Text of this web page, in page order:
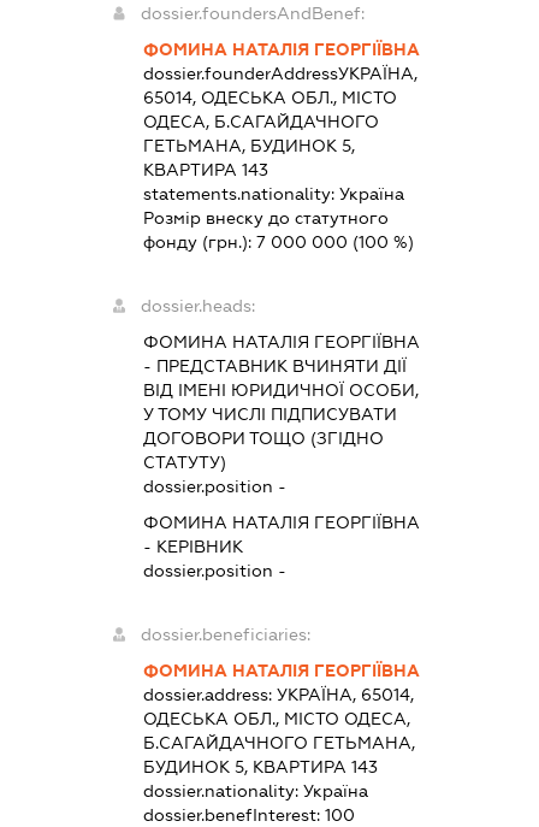
dossier.foundersAndBenef:
ФОМИНА НАТАЛІЯ ГЕОРГІЇВНА
dossier.founderAddressУКРАЇНА,
65014, ОДЕСЬКА ОБЛ., МІСТО
ОДЕСА, Б.САГАЙДАЧНОГО
ГЕТЬМАНА, БУДИНОК 5,
КВАРТИРА 143
statements.nationality: Україна
Розмір внеску до статутного
фонду (грн.): 7 000 000 (100 %)
dossier.heads:
ФОМИНА НАТАЛІЯ ГЕОРГІЇВНА
- ПРЕДСТАВНИКВЧИНЯТИ ДІЇ
ВІД ІМЕНІ ЮРИДИЧНОЇ ОСОБИ,
У ТОМУ ЧИСЛІ ПІДПИСУВАТИ
ДОГОВОРИ ТОЩО (ЗГІДНО
СТАТУТУ)
dossier.position -
ФОМИНА НАТАЛІЯ ГЕОРГІЇВНА
- КЕРІВНИК
dossier.position -
dossier.beneficiaries:
ФОМИНА НАТАЛІЯ ГЕОРГІЇВНА
dossier.address: УКРАЇНА, 65014,
ОДЕСЬКА ОБЛ., МІСТО ОДЕСА,
Б.САГАЙДАЧНОГО ГЕТЬМАНА,
БУДИНОК 5, КВАРТИРА 143
dossier.nationality: Україна
dossier.benefInterest: 100